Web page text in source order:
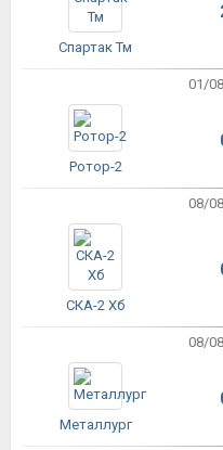
Спартак Тм
01/
Ротор-2
08/
СКА-2 Хб
08/
Металлург